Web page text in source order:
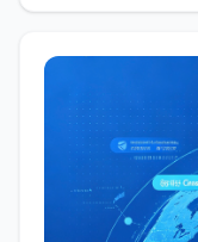
记为「低质应
7 天标签固化
尾放量期，铺
坚期，提词级
核心动作：小
材、维持平稳
养权重、稳步